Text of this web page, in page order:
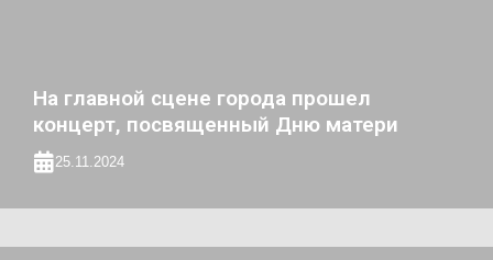
На главной сцене города прошел
концерт, посвященный Дню матери
25.11.2024